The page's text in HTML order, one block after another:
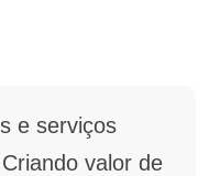
e serviços
valor de